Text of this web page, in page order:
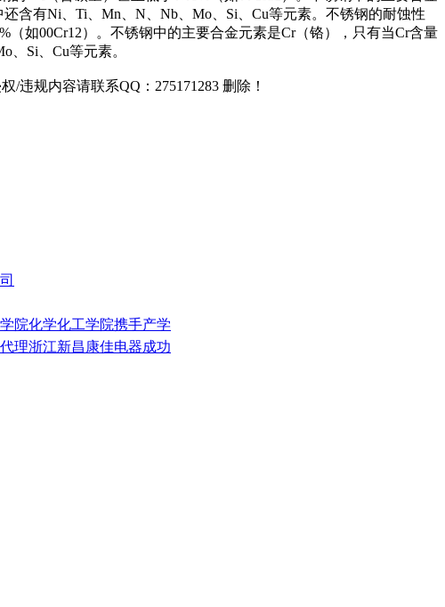
含有Ni、Ti、Mn、N、Nb、Mo、Si、Cu等元素。不锈钢的耐蚀性
如00Cr12）。不锈钢中的主要合金元素是Cr（铬），只有当Cr含量
Si、Cu等元素。
违规内容请联系QQ：275171283 删除！
院化学化工学院携手产学
理浙江新昌康佳电器成功